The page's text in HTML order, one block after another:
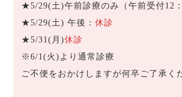
★5/29(土)午前診療のみ（午前受付12：
★5/29(土) 午後： 休診
★5/31(月)休診
※6/1(火)より通常診療
ご不便をおかけしますが何卒ご了承く